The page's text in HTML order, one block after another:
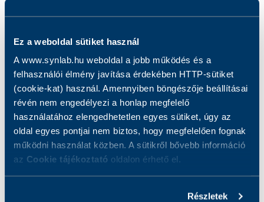
Ez a weboldal sütiket használ
A www.synlab.hu weboldal a jobb működés és a
felhasználói élmény javítása érdekében HTTP-sütiket
(cookie-kat) használ. Amennyiben böngészője beállításai
révén nem engedélyezi a honlap megfelelő
használatához elengedhetetlen egyes sütiket, úgy az
oldal egyes pontjai nem biztos, hogy megfelelően fognak
működni használat közben. A sütikről bővebb információ
az Cookie tájékoztató oldalon érhető el.
Részletek
41 000 Ft
Bromelain szenzibilizáció
kimutatása ImmunoCAP
módszerrel
7 000 Ft
Buksi gyermek csomag
15 500 Ft